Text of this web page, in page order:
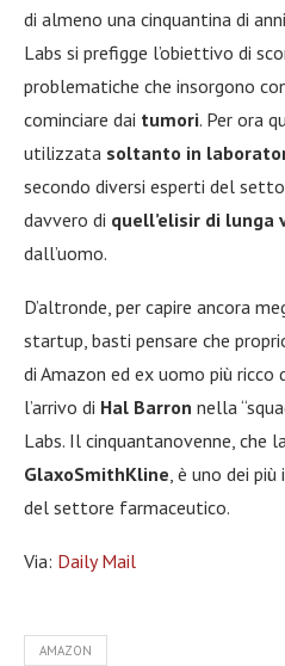
di almeno una cinquantina di
Labs si prefigge l’obiettivo di
problematiche che insorgono
cominciare dai tumori. Per ora
utilizzata soltanto in
secondo diversi esperti del
davvero di quell’elisir di lunga
dall’uomo.
D’altronde, per capire ancora
startup, basti pensare che
di Amazon ed ex uomo più
l’arrivo di Hal Barron nella
Labs. Il cinquantanovenne, che
GlaxoSmithKline, è uno dei
del settore farmaceutico.
Via: Daily Mail
AMAZON